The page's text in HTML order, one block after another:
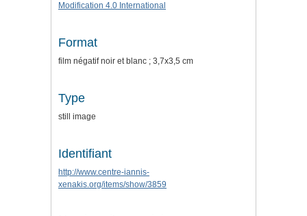
Modification 4.0 International
Format
film négatif noir et blanc ; 3,7x3,5 cm
Type
still image
Identifiant
http://www.centre-iannis-
xenakis.org/items/show/3859